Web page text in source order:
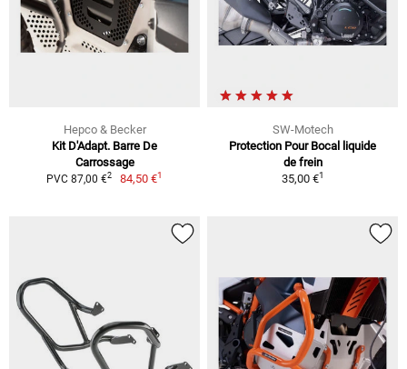
Hepco & Becker
Kit D'Adapt. Barre De
Carrossage
PVC 87,00 €2 84,50 €1
SW-Motech
Protection Pour Bocal liquide
de frein
35,00 €1